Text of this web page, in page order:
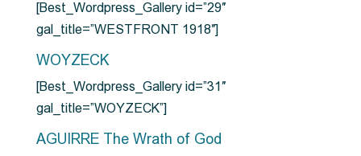
[Best_Wordpress_Gallery id=”29″
gal_title=”WESTFRONT 1918″]
WOYZECK
[Best_Wordpress_Gallery id=”31″
gal_title=”WOYZECK”]
AGUIRRE The Wrath of God